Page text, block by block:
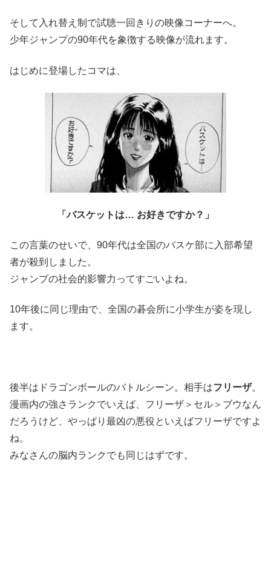
そして入れ替え制で試聴一回きりの映像コーナーへ。
少年ジャンプの90年代を象徴する映像が流れます。
はじめに登場したコマは、
「バスケットは… お好きですか？」
この言葉のせいで、90年代は全国のバスケ部に入部希望
者が殺到しました。
ジャンプの社会的影響力ってすごいよね。
10年後に同じ理由で、全国の碁会所に小学生が姿を現し
ます。
後半はドラゴンボールのバトルシーン。相手はフリーザ。
漫画内の強さランクでいえば、フリーザ＞セル＞ブウなん
だろうけど、やっぱり最凶の悪役といえばフリーザですよ
ね。
みなさんの脳内ランクでも同じはずです。